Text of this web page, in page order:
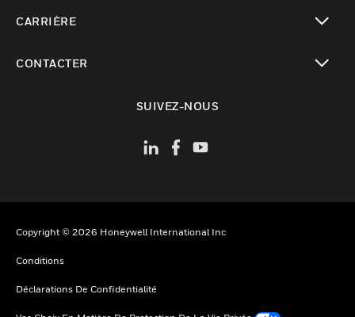
CARRIÈRE
CONTACTER
SUIVEZ-NOUS
Copyright © 2026 Honeywell International Inc
Conditions
Déclarations De Confidentialité